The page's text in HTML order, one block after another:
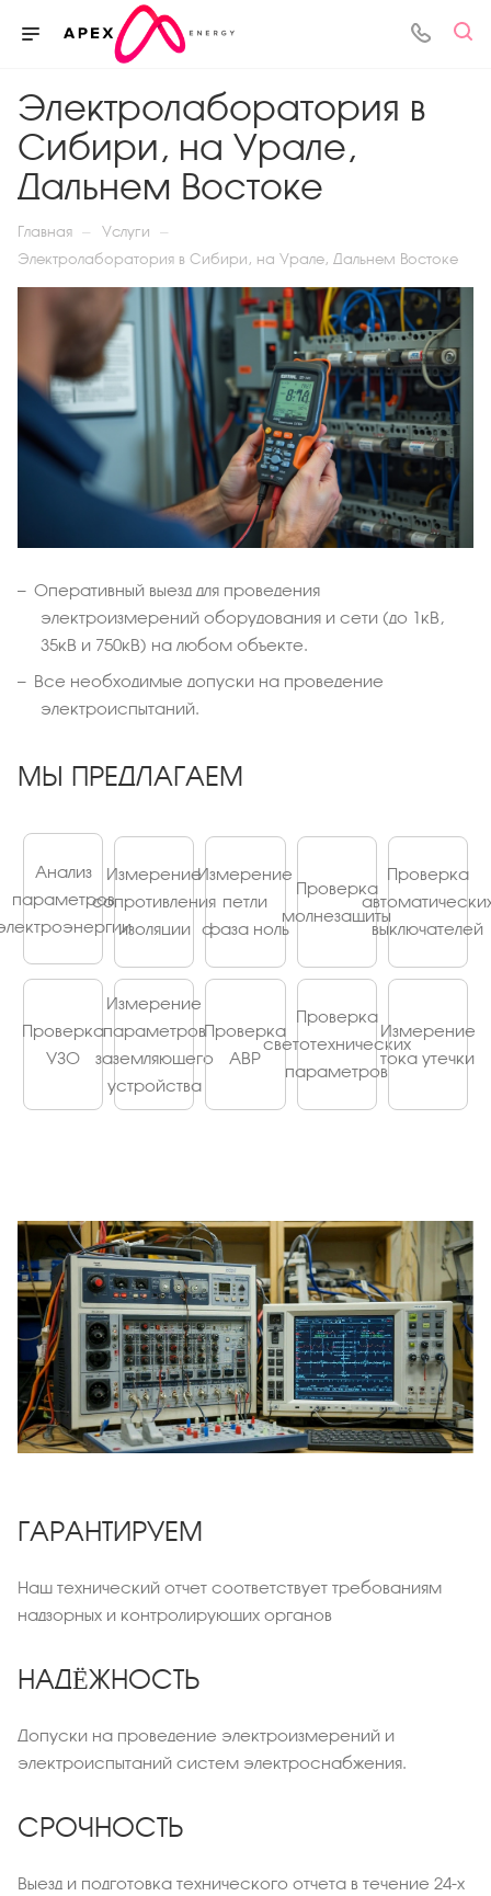
Электролаборатория в
Сибири, на Урале,
Дальнем Востоке
Главная — Услуги —
Электролаборатория в Сибири, на Урале, Дальнем Востоке
Оперативный выезд для проведения
электроизмерений оборудования и сети (до 1кВ,
35кВ и 750кВ) на любом объекте.
Все необходимые допуски на проведение
электроиспытаний.
МЫ ПРЕДЛАГАЕМ
Анализ
параметров
Измерение
сопротивления
изоляции
Измерение
петли
фаза ноль
Проверка
молнезащиты
Проверка
выключателей
Проверка
УЗО
Измерение
параметров
заземляющего
устройства
Проверка
АВР
Проверка
светотехнических
параметров
Измерение
тока утечки
ГАРАНТИРУЕМ
Наш технический отчет соответствует требованиям
надзорных и контролирующих органов
НАДЁЖНОСТЬ
Допуски на проведение электроизмерений и
электроиспытаний систем электроснабжения.
СРОЧНОСТЬ
Выезд и подготовка технического отчета в течение 24-х